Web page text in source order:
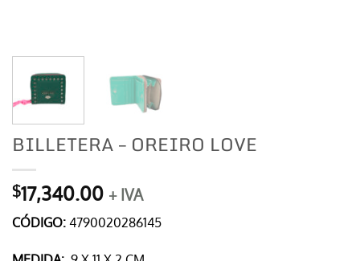
BILLETERA – OREIRO LOVE
$17,340.00 + IVA
CÓDIGO: 4790020286145